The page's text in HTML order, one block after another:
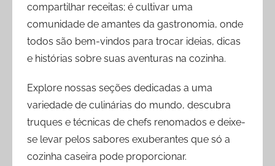
compartilhar receitas; é cultivar uma
comunidade de amantes da gastronomia, onde
todos são bem-vindos para trocar ideias, dicas
e histórias sobre suas aventuras na cozinha.
Explore nossas seções dedicadas a uma
variedade de culinárias do mundo, descubra
truques e técnicas de chefs renomados e deixe-
se levar pelos sabores exuberantes que só a
cozinha caseira pode proporcionar.